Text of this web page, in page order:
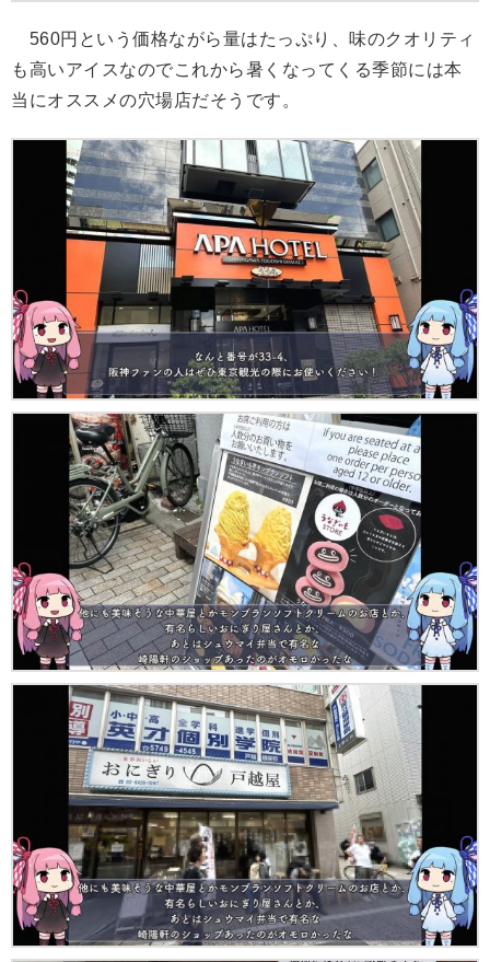
560円という価格ながら量はたっぷり、味のクオリティ
も高いアイスなのでこれから暑くなってくる季節には本
当にオススメの穴場店だそうです。